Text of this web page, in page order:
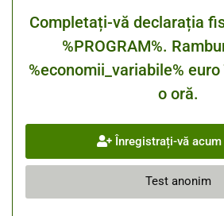
Completați-vă declarația
%PROGRAM%.
%economii_variabile%
o oră.
Înregistrați-vă
Test anonim